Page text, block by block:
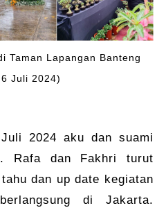
Taman Lapangan Banteng
Juli 2024)
2024 aku dan suami
Rafa dan Fakhri turut
dan up date kegiatan
di Jakarta.